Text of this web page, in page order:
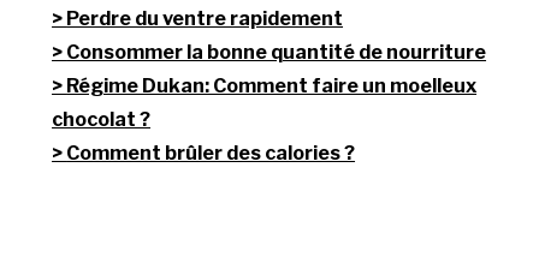
Perdre du ventre rapidement
Consommer la bonne quantité de nourriture
Régime Dukan: Comment faire un moelleux
chocolat ?
Comment brûler des calories ?